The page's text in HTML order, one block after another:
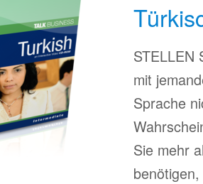
STELLEN
mit
Sprache
Sie mehr